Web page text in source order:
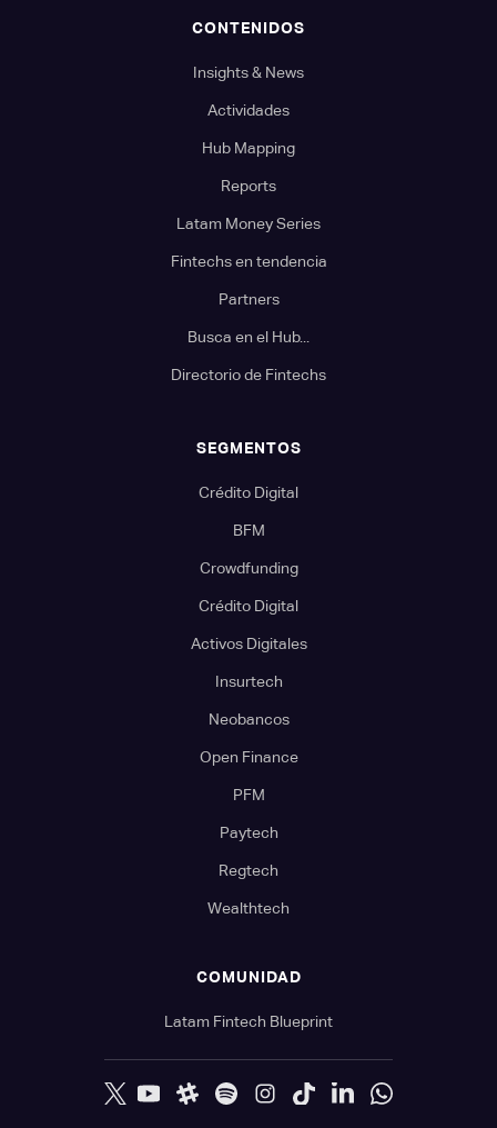
CONTENIDOS
Insights & News
Actividades
Hub Mapping
Reports
Latam Money Series
Fintechs en tendencia
Partners
Busca en el Hub...
Directorio de Fintechs
SEGMENTOS
Crédito Digital
BFM
Crowdfunding
Crédito Digital
Activos Digitales
Insurtech
Neobancos
Open Finance
PFM
Paytech
Regtech
Wealthtech
COMUNIDAD
Latam Fintech Blueprint